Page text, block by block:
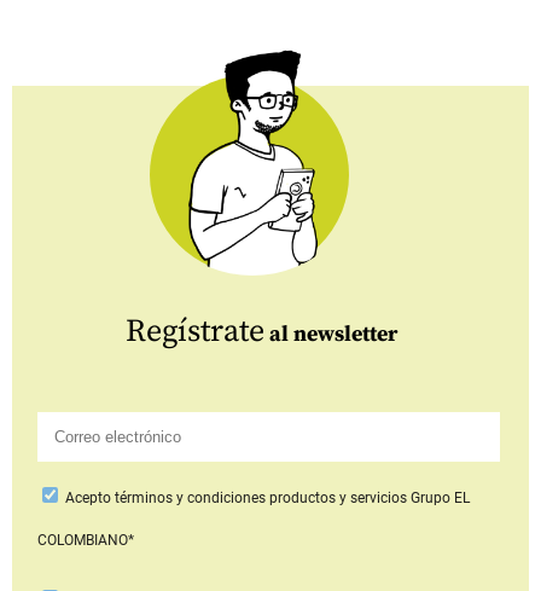
Regístrate al newsletter
Aceptotérminos y condiciones productos y serviciosGrupo EL
COLOMBIANO*